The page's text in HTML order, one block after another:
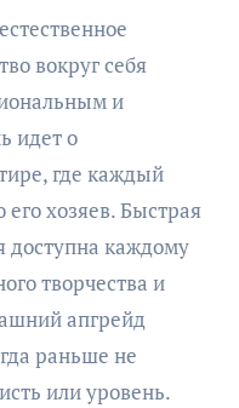
вокруг себя
и
идет о
где каждый
его хозяев. Быстрая
доступна каждому
творчества и
апгрейд
раньше не
или уровень.